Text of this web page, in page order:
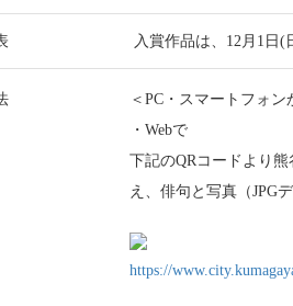
入賞作品は、12月1日
＜PC・スマートフォン
・Webで
下記のQRコードより
え、俳句と写真（JPG
https://